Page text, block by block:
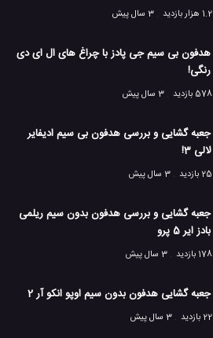
1.2 هزار بازدید
3 سال پیش
هدفون بی سیم جی پادز با چراغ های ال ای دی
رنگی!
578 بازدید
3 سال پیش
جعبه گشایی و بررسی هدفون بی سیم ادیفایر
لالی 3!
25 بازدید
3 سال پیش
جعبه گشایی و بررسی هدفون بدون سیم ریلمی
بادز ایر 5 پرو
178 بازدید
3 سال پیش
جعبه گشایی هدفون بدون سیم اوپو انکو آر 2
22 بازدید 3 سال پیش